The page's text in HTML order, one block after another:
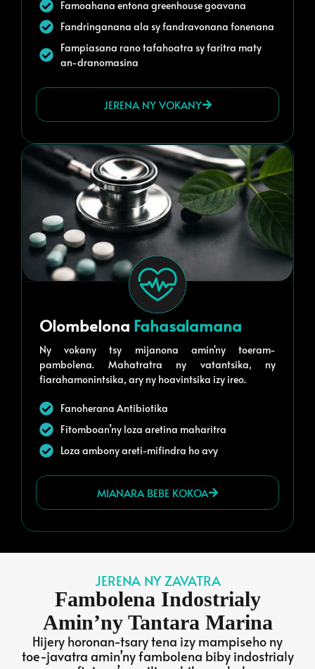
Famoahana entona greenhouse goavana
Fandringanana ala sy fandravonana fonenana
Fampiasana rano tafahoatra sy faritra maty
an-dranomasina
JERENA NY VOKANY
Olombelona Fahasalamana
Ny vokany tsy mijanona amin'ny toeram-
pambolena. Mahatratra ny vatantsika, ny
fiarahamonintsika, ary ny hoavintsika izy ireo.
Fanoherana Antibiotika
Fitomboan’ny loza aretina maharitra
Loza ambony areti-mifindra ho avy
MIANARA BEBE KOKOA
JERENA NY ZAVATRA
Fambolena Indostrialy
Amin’ny Tantara Marina
Hijery horonan-tsary tena izy mampiseho ny
toe-javatra amin’ny fambolena biby indostrialy